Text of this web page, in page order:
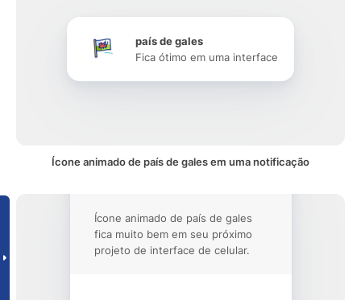
país de gales
Fica ótimo em uma interface
Ícone animado de país de gales em uma notificação
Ícone animado de país de gales
fica muito bem em seu próximo
projeto de interface de celular.